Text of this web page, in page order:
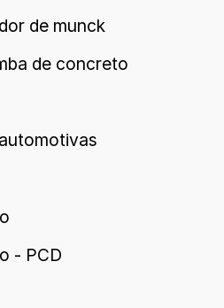
de munck
de concreto
- PCD